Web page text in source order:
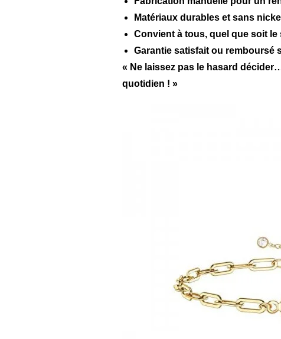
Matériaux durables et sans
Convient à tous, quel que soit le
Garantie satisfait ou remboursé
« Ne laissez pas le hasard
quotidien ! »